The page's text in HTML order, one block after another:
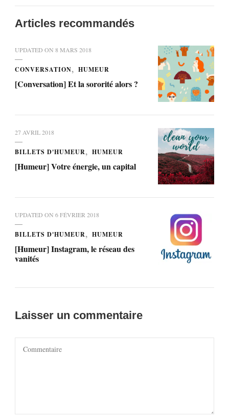
Articles recommandés
UPDATED ON 8 MARS 2018
CONVERSATION HUMEUR
[Conversation] Et la sororité alors ?
27 AVRIL 2018
BILLETS D'HUMEUR HUMEUR
[Humeur] Votre énergie, un capital
UPDATED ON 6 FÉVRIER 2018
BILLETS D'HUMEUR HUMEUR
[Humeur] Instagram, le réseau des
vanités
Laisser un commentaire